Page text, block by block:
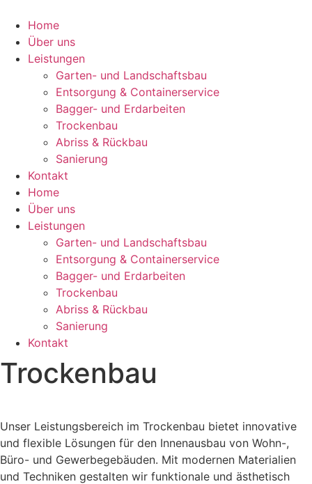
Inhalt
wechseln
Home
Über uns
Leistungen
Garten- und Landschaftsbau
Entsorgung & Containerservice
Bagger- und Erdarbeiten
Trockenbau
Abriss & Rückbau
Sanierung
Kontakt
Home
Über uns
Leistungen
Garten- und Landschaftsbau
Entsorgung & Containerservice
Bagger- und Erdarbeiten
Trockenbau
Abriss & Rückbau
Sanierung
Kontakt
Trockenbau
Unser Leistungsbereich im Trockenbau bietet innovative
und flexible Lösungen für den Innenausbau von Wohn-,
Büro- und Gewerbegebäuden. Mit modernen Materialien
und Techniken gestalten wir funktionale und ästhetisch